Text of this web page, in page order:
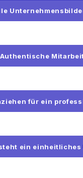
für ein
ein einheitliches